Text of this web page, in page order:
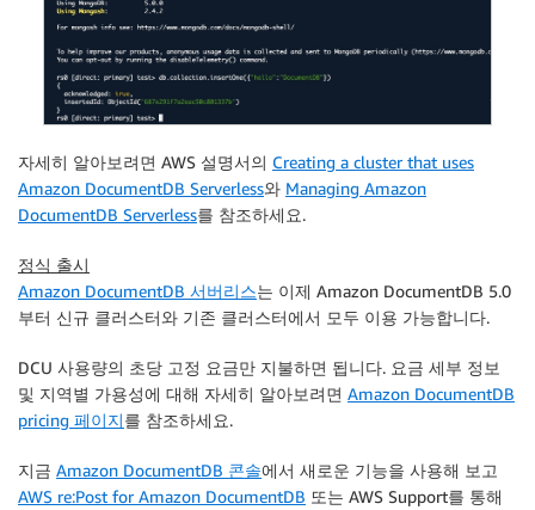
자세히 알아보려면 AWS 설명서의 Creating a cluster that uses
Amazon DocumentDB Serverless와 Managing Amazon
DocumentDB Serverless를 참조하세요.
정식 출시
Amazon DocumentDB 서버리스는 이제 Amazon DocumentDB 5.0
부터 신규 클러스터와 기존 클러스터에서 모두 이용 가능합니다.
DCU 사용량의 초당 고정 요금만 지불하면 됩니다. 요금 세부 정보
및 지역별 가용성에 대해 자세히 알아보려면 Amazon DocumentDB
pricing 페이지를 참조하세요.
지금 Amazon DocumentDB 콘솔에서 새로운 기능을 사용해 보고
AWS re:Post for Amazon DocumentDB 또는 AWS Support를 통해